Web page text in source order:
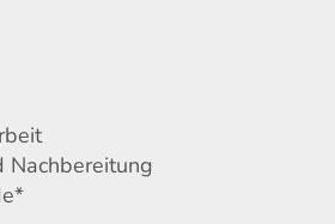
Nachbereitung